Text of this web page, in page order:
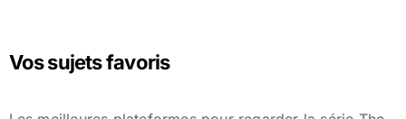
r
Vos sujets favoris